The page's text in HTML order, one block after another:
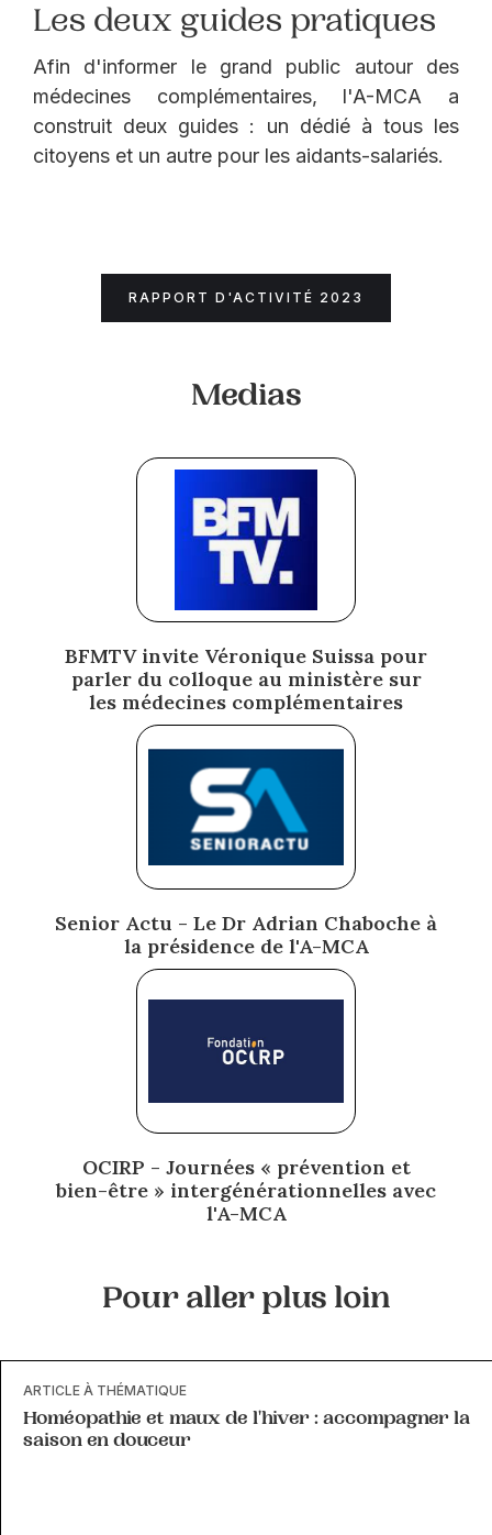
Les deux guides pratiques
Afin d'informer le grand public autour des
médecines complémentaires, l'A-MCA a
construit deux guides : un dédié à tous les
citoyens et un autre pour les aidants-salariés.
RAPPORT D'ACTIVITÉ 2023
Medias
BFMTV invite Véronique Suissa pour
parler du colloque au ministère sur
les médecines complémentaires
Senior Actu - Le Dr Adrian Chaboche à
la présidence de l'A-MCA
OCIRP - Journées « prévention et
bien-être » intergénérationnelles avec
l'A-MCA
Pour aller plus loin
ARTICLE À THÉMATIQUE
Homéopathie et maux de l'hiver : accompagner la
saison en douceur